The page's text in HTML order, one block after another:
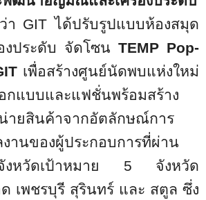
า GITได้ปรับรูปแบบห้องสมุด
ประดับ จัดโซน TEMP Pop-
เพื่อสร้างศูนย์นัดพบแห่งใหม่
กแบบและแฟชั่นพร้อมสร้าง
ายสินค้าจากอัตลักษณ์การ
านของผู้ประกอบการที่ผ่าน
จังหวัดเป้าหมาย 5 จังหวัด
เพชรบุรี สุรินทร์ และ สตูล ซึ่ง